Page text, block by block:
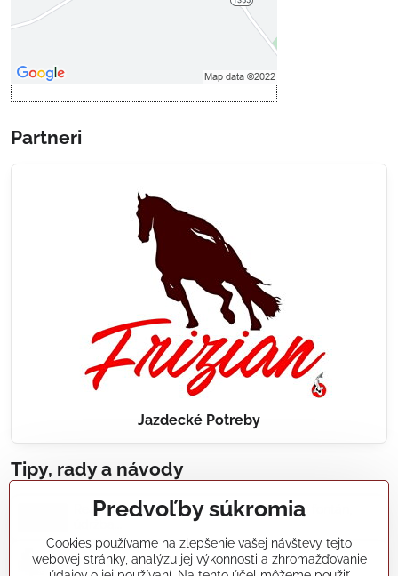
Povoliť a zapamätať - súhlas s
Partneri
Jazdecké Potreby
Tipy, rady a návody
Realizácie záhradných jazierok, bazénov, fontán,
Články a blogy
Predvoľby súkromia
Cookies používame na zlepšenie vašej návštevy tejto
webovej stránky, analýzu jej výkonnosti a zhromažďovanie